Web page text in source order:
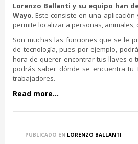
Lorenzo Ballanti y su equipo han
Wayo. Este consiste en una
permite localizar a personas, animales,
Son muchas las funciones que se le
de tecnología, pues por ejemplo,
hora de querer encontrar tus llaves o
podrás saber dónde se encuentra tu
trabajadores.
Read more...
PUBLICADO EN LORENZO BALLANTI